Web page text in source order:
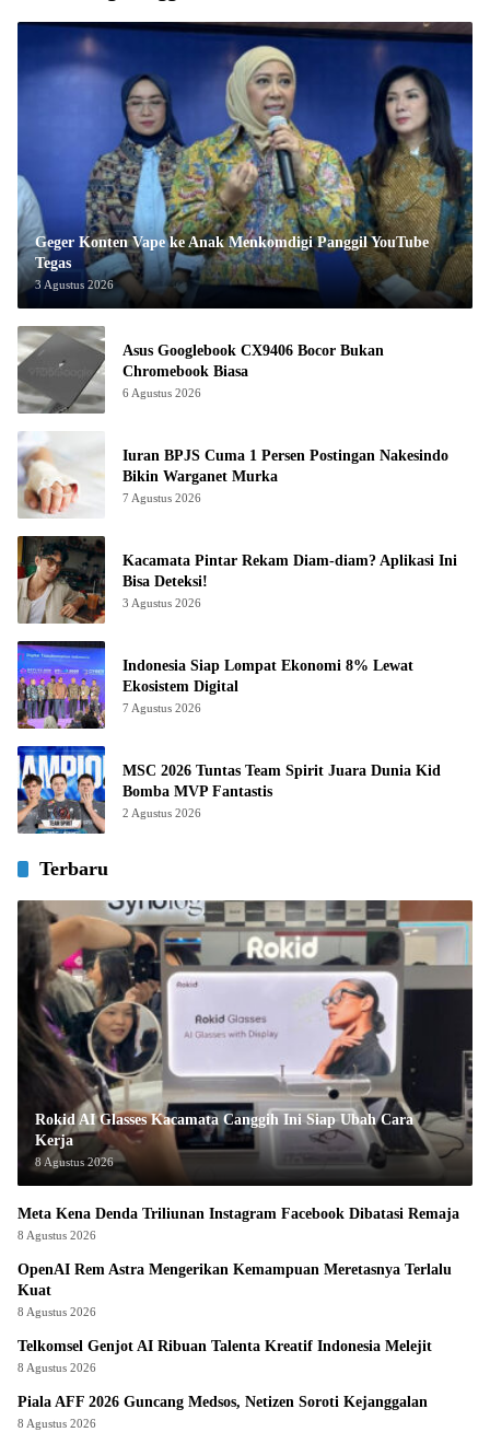
Geger Konten Vape ke Anak Menkomdigi Panggil YouTube
Tegas
3 Agustus 2026
Asus Googlebook CX9406 Bocor Bukan
Chromebook Biasa
6 Agustus 2026
Iuran BPJS Cuma 1 Persen Postingan Nakesindo
Bikin Warganet Murka
7 Agustus 2026
Kacamata Pintar Rekam Diam-diam? Aplikasi Ini
Bisa Deteksi!
3 Agustus 2026
Indonesia Siap Lompat Ekonomi 8% Lewat
Ekosistem Digital
7 Agustus 2026
MSC 2026 Tuntas Team Spirit Juara Dunia Kid
Bomba MVP Fantastis
2 Agustus 2026
Terbaru
Rokid AI Glasses Kacamata Canggih Ini Siap Ubah Cara
Kerja
8 Agustus 2026
Meta Kena Denda Triliunan Instagram Facebook Dibatasi Remaja
8 Agustus 2026
OpenAI Rem Astra Mengerikan Kemampuan Meretasnya Terlalu
Kuat
8 Agustus 2026
Telkomsel Genjot AI Ribuan Talenta Kreatif Indonesia Melejit
8 Agustus 2026
Piala AFF 2026 Guncang Medsos, Netizen Soroti Kejanggalan
8 Agustus 2026